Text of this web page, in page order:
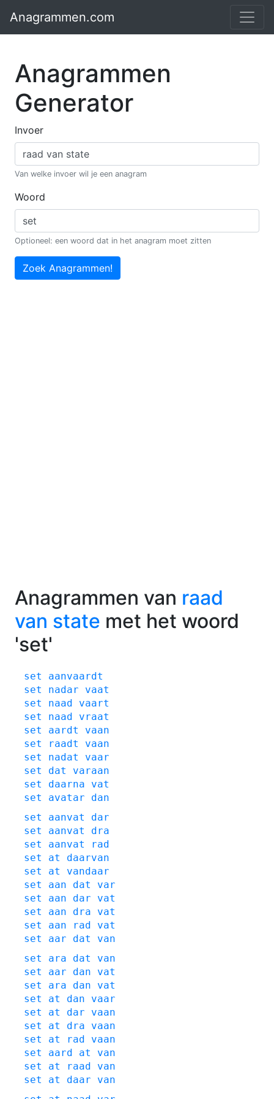
Anagrammen
Generator
Invoer
Van welke invoer wil je een anagram
Woord
Optioneel: een woord dat in het anagram moet zitten
Zoek Anagrammen!
Anagrammen van raad
van state met het woord
'set'
set
aanvaardt
set
nadar
vaat
set
naad
vaart
set
naad
vraat
set
aardt
vaan
set
raadt
vaan
set
nadat
vaar
set
dat
varaan
set
daarna
vat
set
avatar
dan
set
aanvat
dar
set
aanvat
dra
set
aanvat
rad
set
at
daarvan
set
at
vandaar
set
aan dat
var
set
aan dar
vat
set
aan dra
vat
set
aan rad
vat
set
aar dat
van
set
ara dat
van
set
aar dan
vat
set
ara dan
vat
set
at dan
vaar
set
at dar
vaan
set
at dra
vaan
set
at rad
vaan
set
aard at
van
set
at raad
van
set
at daar
van
Anagrammen.com